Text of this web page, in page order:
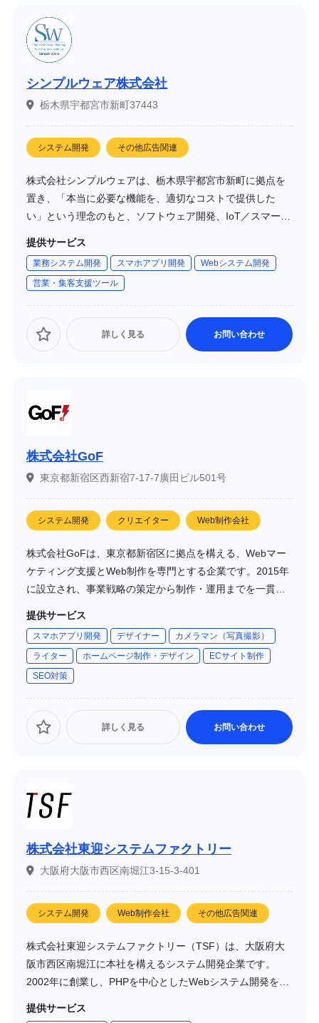
シンプルウェア株式会社
栃木県宇都宮市新町37443
システム開発 その他広告関連
株式会社シンプルウェアは、栃木県宇都宮市新町に拠点を
置き、「本当に必要な機能を、適切なコストで提供した
い」という理念のもと、ソフトウェア開発、IoT／スマート
ネット技術を活用したソフトウェア開発に特化していま
す。
提供サービス
業務システム開発 スマホアプリ開発
Webシステム開発
営業・集客支援ツール
詳しく見る お問い合わせ
株式会社GoF
東京都新宿区西新宿7-17-7廣田ビル501号
システム開発 クリエイター Web制作会社
株式会社GoFは、東京都新宿区に拠点を構える、Webマー
ケティング支援とWeb制作を専門とする企業です。2015年
に設立され、事業戦略の策定から制作・運用までを一貫し
ィングソリューションを提供しています。
提供サービス
スマホアプリ開発 デザイナー
カメラマン（写真撮影）
ライター
ホームページ制作・デザイン
ECサイト制作
SEO対策
詳しく見る お問い合わせ
株式会社東迎システムファクトリー
大阪府大阪市西区南堀江3-15-3-401
システム開発 Web制作会社 その他広告関連
株式会社東迎システムファクトリー（TSF）は、大阪府大
阪市西区南堀江に本社を構えるシステム開発企業です。
2002年に創業し、PHPを中心としたWebシステム開発を得
提供サービス